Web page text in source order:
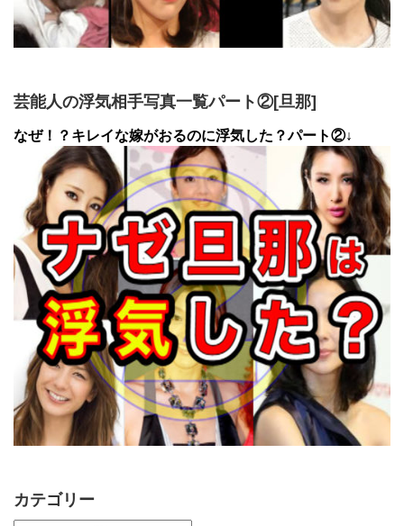
芸能人の浮気相手写真一覧パート②[旦那]
なぜ！？キレイな嫁がおるのに浮気した？パート②↓
カテゴリー